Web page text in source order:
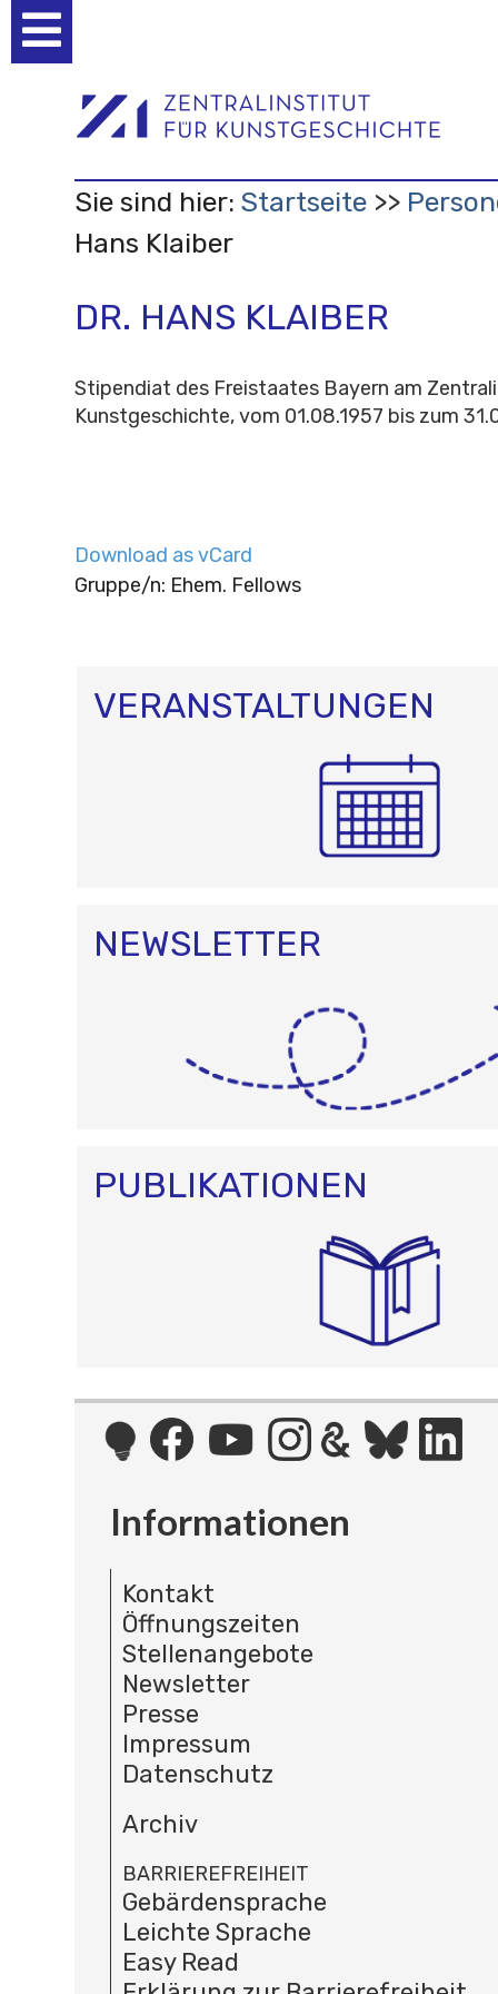
Werkzeuge
Sie sind hier: Startseite
Hans Klaiber
DR. HANS KLAIBER
Stipendiat des Freistaates Bayern am
Kunstgeschichte, vom 01.08.1957 bis zum
Download as vCard
Gruppe/n: Ehem. Fellows
VERANSTALTUNGEN
NEWSLETTER
PUBLIKATIONEN
Informationen
Kontakt
Öffnungszeiten
Stellenangebote
Newsletter
Presse
Impressum
Datenschutz
Archiv
BARRIEREFREIHEIT
Gebärdensprache
Leichte Sprache
Easy Read